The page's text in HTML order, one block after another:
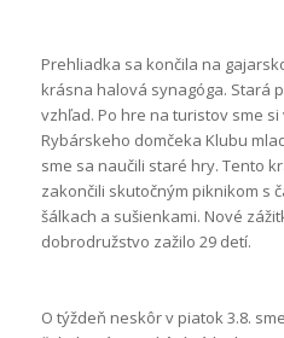
Prehliadka sa končila na
krásna halová synagóga. Stará
vzhľad. Po hre na turistov sme
Rybárskeho domčeka Klubu
sme sa naučili staré hry. Tento
zakončili skutočným piknikom s
šálkach a sušienkami. Nové
dobrodružstvo zažilo 29 detí.
O týždeň neskôr v piatok 3.8.